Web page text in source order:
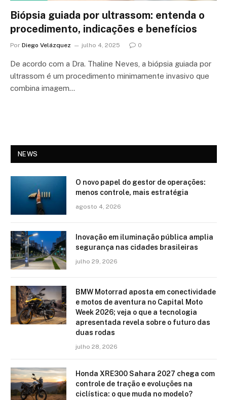
Biópsia guiada por ultrassom: entenda o
procedimento, indicações e benefícios
Por Diego Velázquez julho 4, 2025 0
De acordo com a Dra. Thaline Neves, a biópsia guiada por
ultrassom é um procedimento minimamente invasivo que
combina imagem…
NEWS
O novo papel do gestor de operações:
menos controle, mais estratégia
agosto 4, 2026
Inovação em iluminação pública amplia
segurança nas cidades brasileiras
julho 29, 2026
BMW Motorrad aposta em conectividade
e motos de aventura no Capital Moto
Week 2026; veja o que a tecnologia
apresentada revela sobre o futuro das
duas rodas
julho 28, 2026
Honda XRE300 Sahara 2027 chega com
controle de tração e evoluções na
ciclística: o que muda no modelo?